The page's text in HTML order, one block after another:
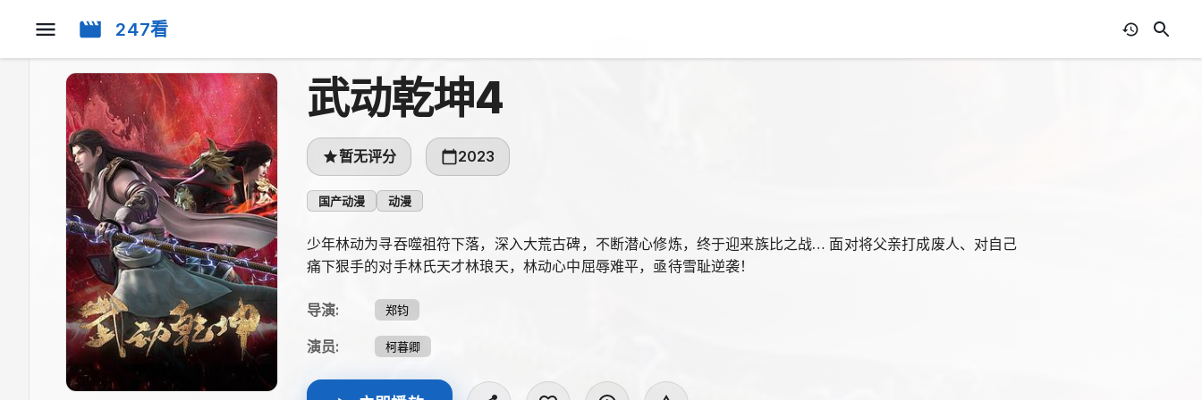
247看
武动乾坤4
暂无评分 2023
国产动漫 动漫
少年林动为寻吞噬祖符下落，深入大荒古碑，不断潜心修炼，终于迎来族比之战… 面对将父亲打成废人、对自己
痛下狠手的对手林氏天才林琅天，林动心中屈辱难平，亟待雪耻逆袭！
导演: 郑钧
演员: 柯暮卿